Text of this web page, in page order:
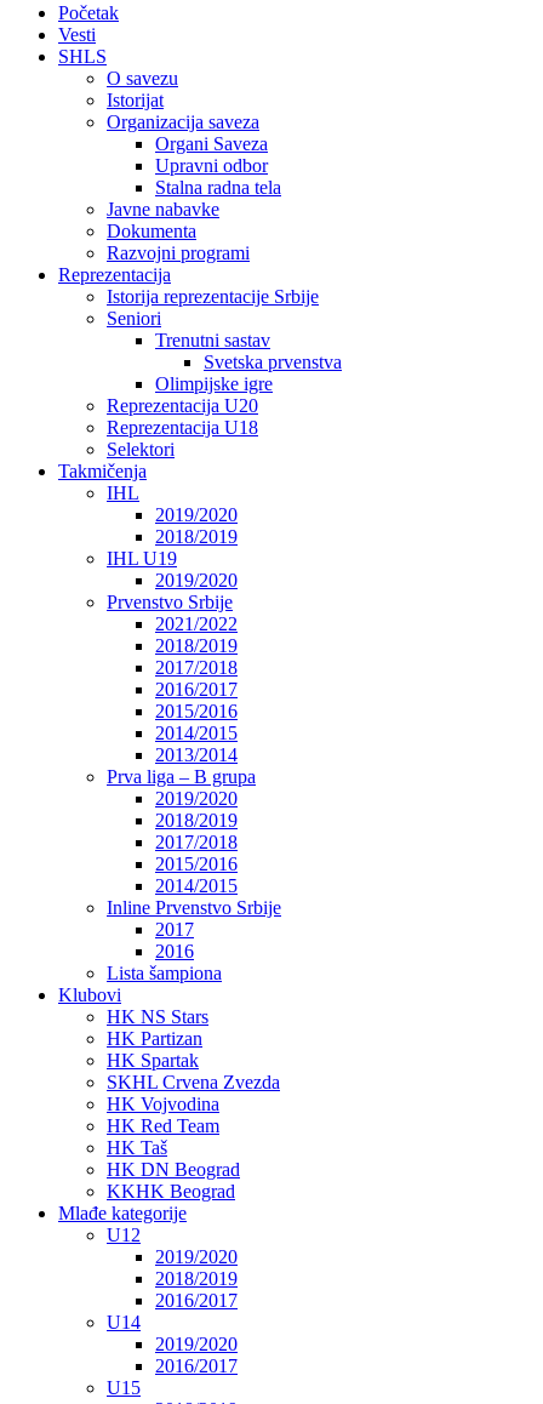
Početak
Vesti
SHLS
O savezu
Istorijat
Organizacija saveza
Organi Saveza
Upravni odbor
Stalna radna tela
Javne nabavke
Dokumenta
Razvojni programi
Reprezentacija
Istorija reprezentacije Srbije
Seniori
Trenutni sastav
Svetska prvenstva
Olimpijske igre
Reprezentacija U20
Reprezentacija U18
Selektori
Takmičenja
IHL
2019/2020
2018/2019
IHL U19
2019/2020
Prvenstvo Srbije
2021/2022
2018/2019
2017/2018
2016/2017
2015/2016
2014/2015
2013/2014
Prva liga – B grupa
2019/2020
2018/2019
2017/2018
2015/2016
2014/2015
Inline Prvenstvo Srbije
2017
2016
Lista šampiona
Klubovi
HK NS Stars
HK Partizan
HK Spartak
SKHL Crvena Zvezda
HK Vojvodina
HK Red Team
HK Taš
HK DN Beograd
KKHK Beograd
Mlađe kategorije
U12
2019/2020
2018/2019
2016/2017
U14
2019/2020
2016/2017
U15